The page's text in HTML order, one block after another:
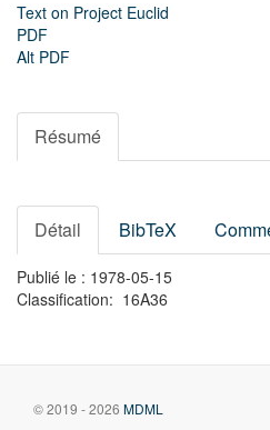
Text on Project Euclid
PDF
Alt PDF
Résumé
Détail BibTeX
Publié le : 1978-05-15
Classification: 16A36
© 2019 - 2026 MDML